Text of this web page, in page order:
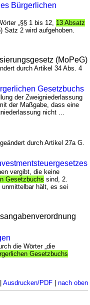
Bürgerlichen
„§§ 1 bis 12, 13 Absatz
Satz 2 wird aufgehoben.
(MoPeG)
durch Artikel 34 Abs. 4
Gesetzbuchs
der Zweigniederlassung
der Maßgabe, dass eine
nicht ...
durch Artikel 27a G.
vergibt, die keine
Gesetzbuchs sind, 2.
hält, es sei
die Wörter „die
Gesetzbuchs
| Ausdrucken/PDF| nach oben